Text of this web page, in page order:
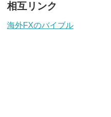
相互リンク
海外FXのバイブル